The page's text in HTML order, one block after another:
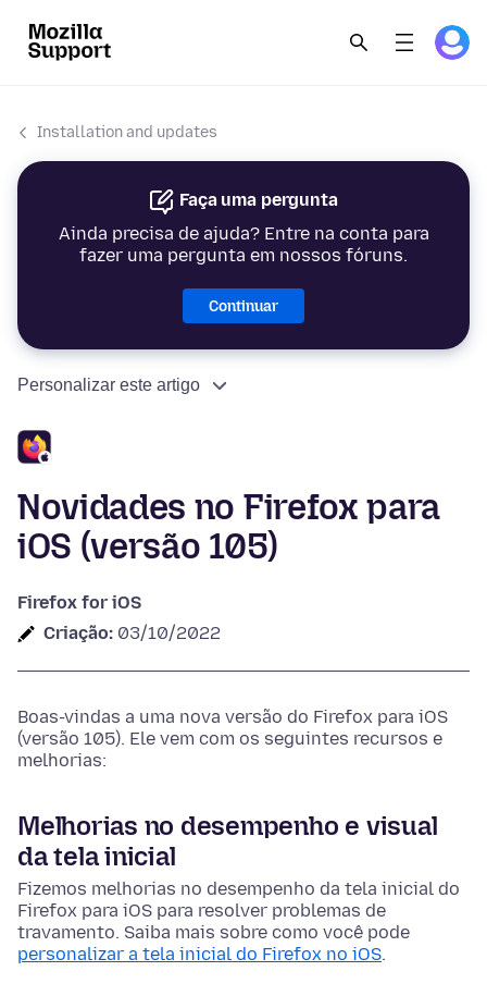
Installation and updates
Faça uma pergunta
Ainda precisa de ajuda? Entre na conta para
fazer uma pergunta em nossos fóruns.
Continuar
Personalizar este artigo
Novidades no Firefox para
iOS (versão 105)
Firefox for iOS
Criação: 03/10/2022
Boas-vindas a uma nova versão do Firefox para iOS
(versão 105). Ele vem com os seguintes recursos e
melhorias:
Melhorias no desempenho e visual
da tela inicial
Fizemos melhorias no desempenho da tela inicial do
Firefox para iOS para resolver problemas de
travamento. Saiba mais sobre como você pode
personalizar a tela inicial do Firefox no iOS.